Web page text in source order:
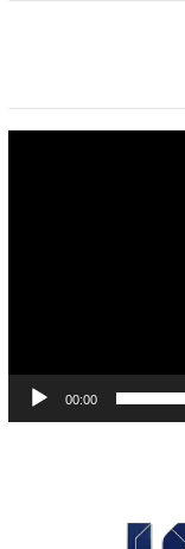
00:00